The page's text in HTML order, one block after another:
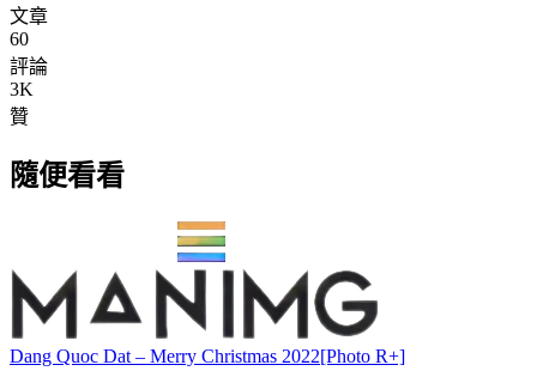
文章
60
評論
3K
贊
隨便看看
Dang Quoc Dat – Merry Christmas 2022[Photo R+]